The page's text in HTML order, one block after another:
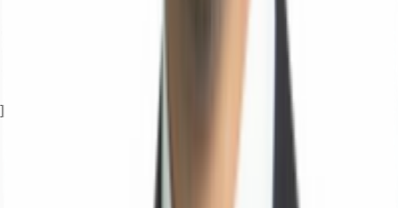
Exposé herunterladen